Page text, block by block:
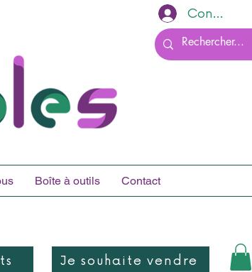
Connexion
Boîte à outils Contact
Je souhaite vendre